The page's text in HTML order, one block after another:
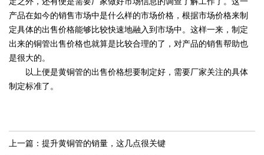
产品在如今的销售市场中是什么样的市场价格，根据市场价格来制
定具体的出售价格能够比较快速地融入到市场中。这样一来，制定
出来的铜管出售价格也就算是比较合理的了，对产品的销售帮助也
是很大的。
以上便是黄铜管的出售价格想要制定好，需要厂家关注的具体
制定标准了。
上一篇： 提升黄铜管的销量，这几点很关键